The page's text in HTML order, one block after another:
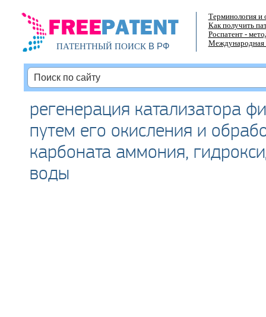
ПАТЕНТНЫЙ ПОИСКВ РФ
Терминология и
Как получить
Роспатент -
Международная
регенерация катализатора
путем его окисления и
карбоната аммония,
воды